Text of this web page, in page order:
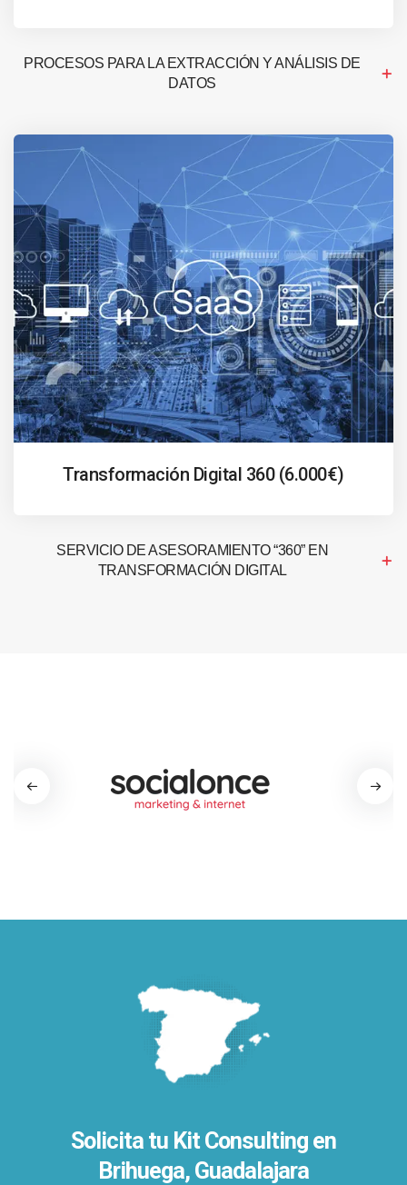
PROCESOS PARA LA EXTRACCIÓN Y ANÁLISIS DE
DATOS
Transformación Digital 360 (6.000€)
SERVICIO DE ASESORAMIENTO “360” EN
TRANSFORMACIÓN DIGITAL
Solicita tu Kit Consulting en
Brihuega, Guadalajara